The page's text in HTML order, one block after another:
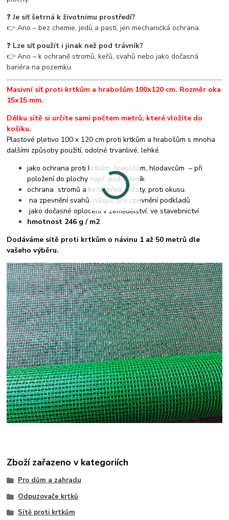
❓Je síť šetrná k životnímu prostředí?
👉 Ano – bez chemie, jedů a pastí, jen mechanická ochrana.
❓ Lze síť použít i jinak než pod trávník?
👉 Ano – k ochraně stromů, keřů, svahů nebo jako dočasná
bariéra na pozemku.
Masivní síť proti krtkům a hrabošům 100x120 cm. Rozměr oka
15x15 mm.
Délku sítě si určíte sami počtem metrů, které vložíte do
košíku.
Plastové pletivo 100 x 120 cm proti krtkům a hrabošům s mnoha
dalšími způsoby použití, odolné trvanlivé, lehké.
jako ochrana proti krtkům, hrabošům, hlodavcům – při
položení do plochy např. pod trávník
ochrana stromů a keřů před zvířaty, proti okusu.
na zpevnění svahů, náspů, pro zpevnění podkladů
jako dočasné oplocení v zemědělství, ve stavebnictví
hmotnost 246 g / m2
Dodáváme sítě proti krtkům o návinu 1 až 50 metrů dle
vašeho výběru.
Zboží zařazeno v kategoriích
Pro dům a zahradu
Odpuzovače krtků
Sítě proti krtkům